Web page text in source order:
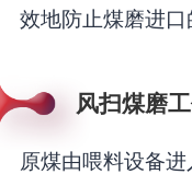
效地防止煤磨进口
风扫煤磨
原煤由喂料设备